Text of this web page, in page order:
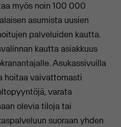
myös noin 100 000
asumista uusien
palveluiden kautta.
kautta asiakkuus
Asukassivuilla
hoitaa vaivattomasti
varata
olevia tiloja tai
suoraan yhden